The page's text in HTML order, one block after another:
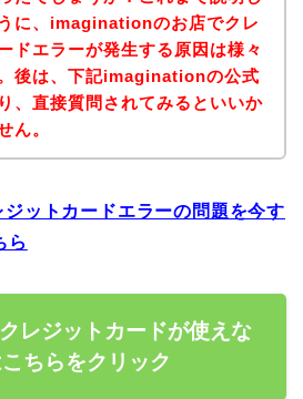
に、imaginationのお店でクレ
ドエラーが発生する原因は様々
後は、下記imaginationの公式
、直接質問されてみるといいか
ん。
ットカードエラーの問題を今す
ら
レジットカードが使えな
ちらをクリック